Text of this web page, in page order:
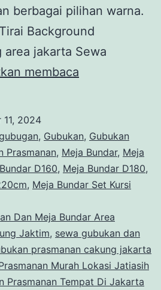
berbagai pilihan warna.
Background
jakarta Sewa
membaca
Meja
Bundar
Area
Kawasan
Industri
Cakung
Jaktim
11, 2024
, Gubukan, Gubukan
Prasmanan, Meja Bundar, Meja
D160, Meja Bundar D180,
, Meja Bundar Set Kursi
Dan Meja Bundar Area
Jaktim, sewa gubukan dan
prasmanan cakung jakarta
Murah Lokasi Jatiasih
Prasmanan Tempat Di Jakarta